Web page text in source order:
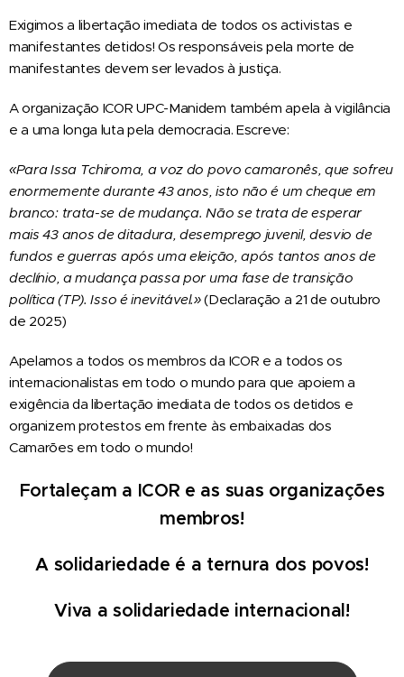
Exigimos a libertação imediata de todos os activistas e
manifestantes detidos! Os responsáveis pela morte de
manifestantes devem ser levados à justiça.
A organização ICOR UPC-Manidem também apela à vigilância
e a uma longa luta pela democracia. Escreve:
«Para Issa Tchiroma, a voz do povo camaronês, que sofreu
enormemente durante 43 anos, isto não é um cheque em
branco: trata-se de mudança. Não se trata de esperar
mais 43 anos de ditadura, desemprego juvenil, desvio de
fundos e guerras após uma eleição, após tantos anos de
declínio, a mudança passa por uma fase de transição
política (TP). Isso é inevitável.»(Declaração a 21 de outubro
de 2025)
Apelamos a todos os membros da ICOR e a todos os
internacionalistas em todo o mundo para que apoiem a
exigência da libertação imediata de todos os detidos e
organizem protestos em frente às embaixadas dos
Camarões em todo o mundo!
Fortaleçam a ICOR e as suas organizações
membros!
A solidariedade é a ternura dos povos!
Viva a solidariedade internacional!